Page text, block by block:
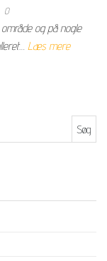
0
og på nogle
Læs mere